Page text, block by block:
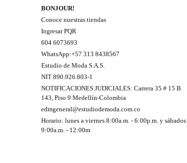
BONJOUR!
Conoce nuestras tiendas
Ingresar PQR
604 6073693
WhatsApp:+57 313 8438567
Estudio de Moda S.A.S.
NIT 890.926.803-1
NOTIFICACIONES JUDICIALES: Carrera 35 # 15 B
143, Piso 9 Medellín-Colombia
edmgeneral@estudiodemoda.com.co
Horario: lunes a viernes 8:00a.m. - 6:00p.m. y sábados
9:00a.m. - 12:00m